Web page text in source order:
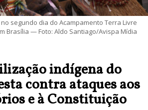
segundo dia do Acampamento Terra Livre
Brasília — Foto: Aldo Santiago/Avispa Mídia
indígena do
contra ataques aos
e à Constituição